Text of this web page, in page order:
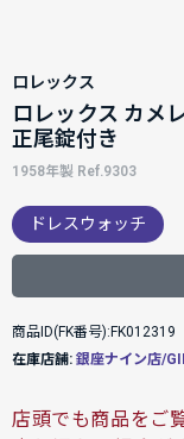
ロレックス
ロレックス カメ
正尾錠付き
1958年製 Ref.9303
ドレスウォッチ
商品ID(FK番号):FK012319
在庫店舗: 銀座ナイン店/
店頭でも商品をご